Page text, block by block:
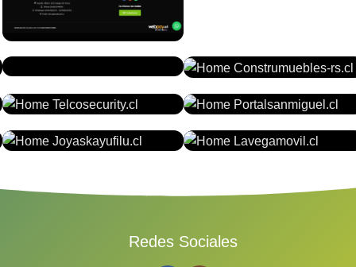
ROBLESDELVINO.CL
CONSTRUMUEBLES-
TELCOSECURITY.CL PORTALSANMIGUEL.CL
Redes Sociales